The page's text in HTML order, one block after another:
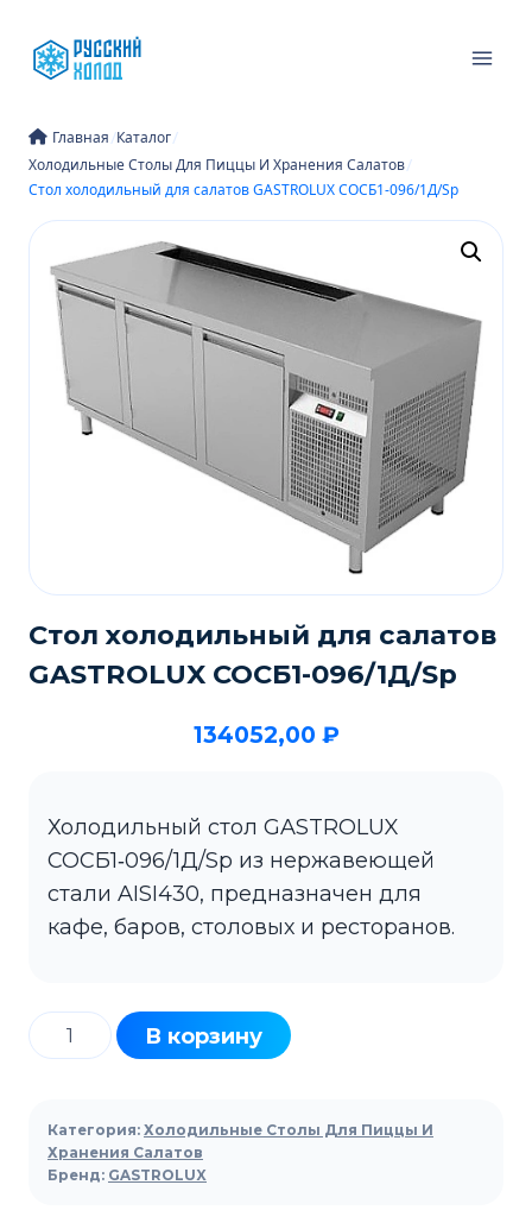
содержимому
Главная/Каталог/
Холодильные Столы Для Пиццы И Хранения Салатов/
Стол холодильный для салатов GASTROLUX СОСБ1-096/1Д/Sp
Стол холодильный для салатов
GASTROLUX СОСБ1-096/1Д/Sp
134052,00 ₽
Холодильный стол GASTROLUX
СОСБ1‑096/1Д/Sp из нержавеющей
стали AISI430, предназначен для
кафе, баров, столовых и ресторанов.
Количество
товара
холодильный
для
салатов
В корзину
Категория: Холодильные Столы Для Пиццы И
Хранения Салатов
Бренд: GASTROLUX